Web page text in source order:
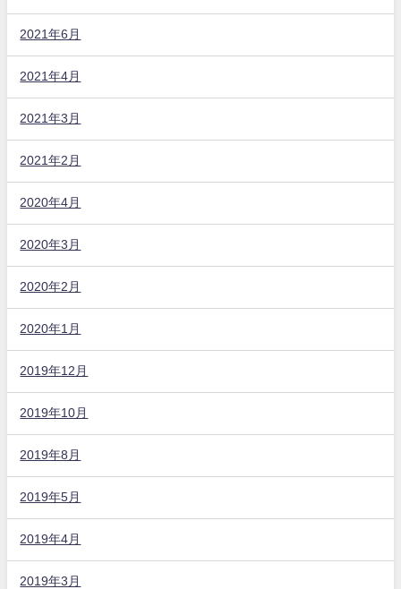
2021年6月
2021年4月
2021年3月
2021年2月
2020年4月
2020年3月
2020年2月
2020年1月
2019年12月
2019年10月
2019年8月
2019年5月
2019年4月
2019年3月